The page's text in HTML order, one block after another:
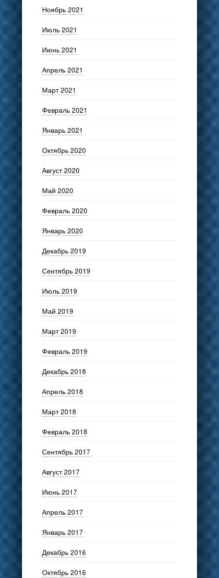
Ноябрь 2021
Июль 2021
Июнь 2021
Апрель 2021
Март 2021
Февраль 2021
Январь 2021
Октябрь 2020
Август 2020
Май 2020
Февраль 2020
Январь 2020
Декабрь 2019
Сентябрь 2019
Июль 2019
Май 2019
Март 2019
Февраль 2019
Декабрь 2018
Апрель 2018
Март 2018
Февраль 2018
Сентябрь 2017
Август 2017
Июнь 2017
Апрель 2017
Январь 2017
Декабрь 2016
Октябрь 2016